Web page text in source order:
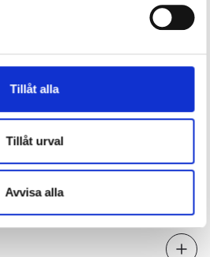
Tillåt alla
Tillåt urval
Avvisa alla
nr 1 (ca 23 min)
nr 11 ''År 1905' (ca 60 min)
för mer information se